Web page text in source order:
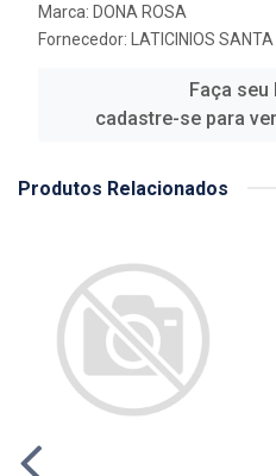
Marca: DONA ROSA
Fornecedor:
LATICINIOS
Faça seu
cadastre-se para
Produtos Relacionados